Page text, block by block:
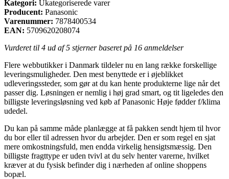
Kategori: Ukategoriserede varer
Producent: Panasonic
Varenummer: 7878400534
EAN: 5709620208074
Vurderet til 4 ud af 5 stjerner baseret på 16 anmeldelser
Flere webbutikker i Danmark tildeler nu en lang række forskellige
leveringsmuligheder. Den mest benyttede er i øjeblikket
udleveringssteder, som gør at du kan hente produkterne lige når det
passer dig. Løsningen er nemlig i høj grad smart, og tit ligeledes den
billigste leveringsløsning ved køb af Panasonic Høje fødder f/klima
udedel.
Du kan på samme måde planlægge at få pakken sendt hjem til hvor
du bor eller til adressen hvor du arbejder. Den er som regel en sjat
mere omkostningsfuld, men endda virkelig hensigtsmæssig. Den
billigste fragttype er uden tvivl at du selv henter varerne, hvilket
kræver at du fysisk befinder dig i nærheden af online shoppens
bopæl.